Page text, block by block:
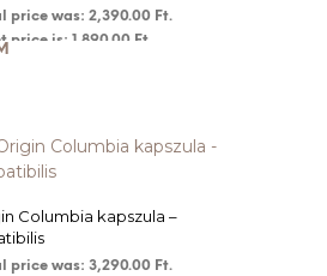
price was: 2,390.00 Ft.
price is: 1,890.00 Ft.
Columbia kapszula –
price was: 3,290.00 Ft.